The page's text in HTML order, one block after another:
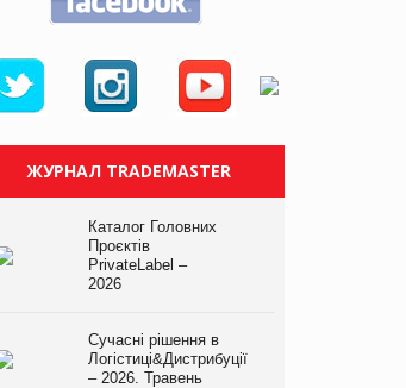
ЖУРНАЛ TRADEMASTER
Каталог Головних
Проєктів
PrivateLabel –
2026
Сучасні рішення в
Логістиці&Дистрибуції
– 2026. Травень